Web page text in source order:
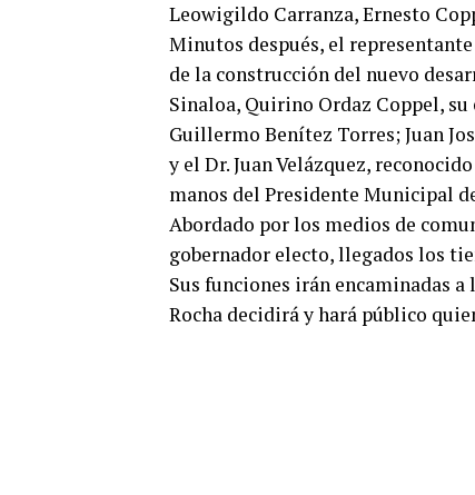
Leowigildo Carranza, Ernesto
Minutos después, el
de la construcción del nuevo
Sinaloa, Quirino Ordaz Coppel,
Guillermo Benítez Torres; Juan
y el Dr. Juan Velázquez,
manos del Presidente Municipal
Abordado por los medios de
gobernador electo, llegados los
Sus funciones irán encaminadas
Rocha decidirá y hará público